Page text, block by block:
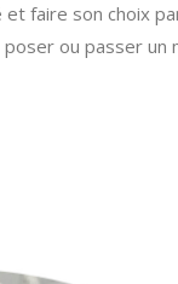
faire son choix
ou passer un